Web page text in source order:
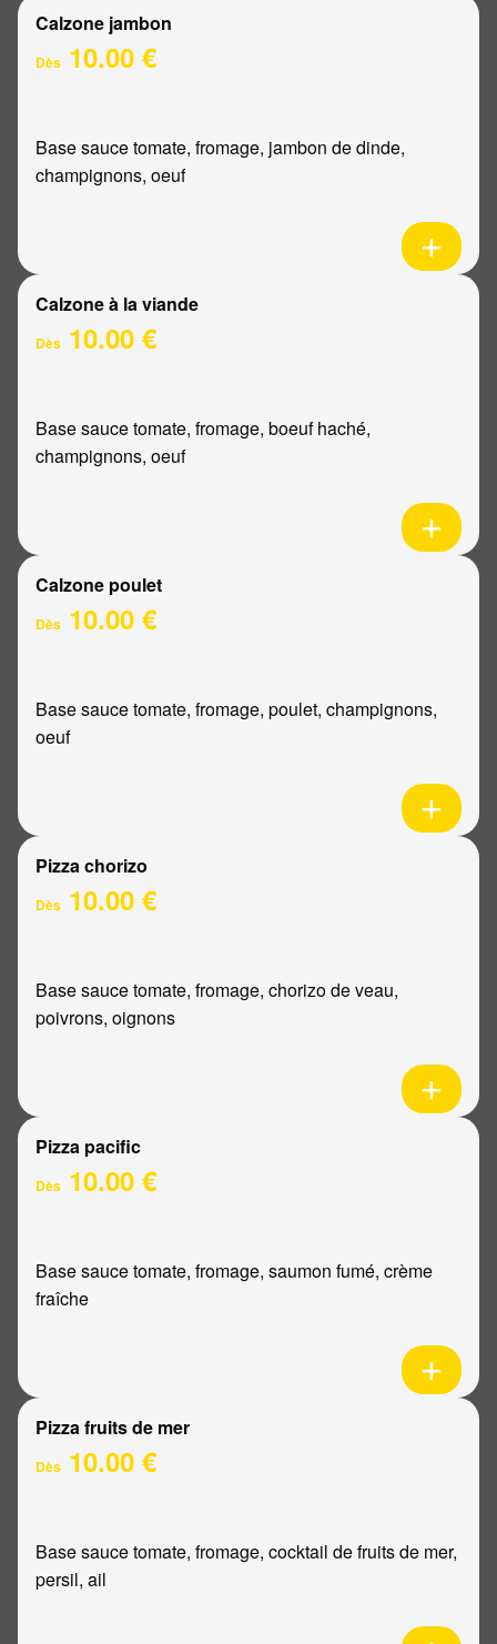
Calzone jambon
Dès 10.00 €
Base sauce tomate, fromage, jambon de dinde,
champignons, oeuf
Calzone à la viande
Dès 10.00 €
Base sauce tomate, fromage, boeuf haché,
champignons, oeuf
Calzone poulet
Dès 10.00 €
Base sauce tomate, fromage, poulet, champignons,
oeuf
Pizza chorizo
Dès 10.00 €
Base sauce tomate, fromage, chorizo de veau,
poivrons, oignons
Pizza pacific
Dès 10.00 €
Base sauce tomate, fromage, saumon fumé, crème
fraîche
Pizza fruits de mer
Dès 10.00 €
Base sauce tomate, fromage, cocktail de fruits de mer,
persil, ail